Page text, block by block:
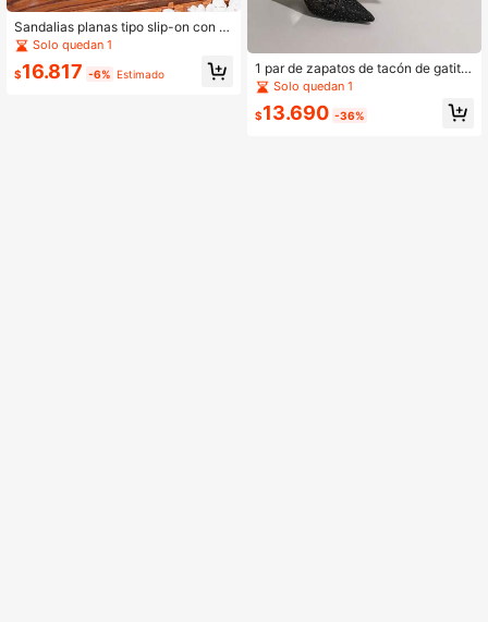
Sandalias planas tipo slip-on con a
bertura en los dedos y pedrería para
mujer, estilo bohemio, cómodas y v
ersátiles, verano, boho
Solo quedan 1
$16.817 -6% Estimado
1 par de zapatos de tacón de gatito
de punta puntiaguda con correa de
tobillo y diseño de lazo, elegantes y
cómodos para mujer
Solo quedan 1
$13.690 -36%